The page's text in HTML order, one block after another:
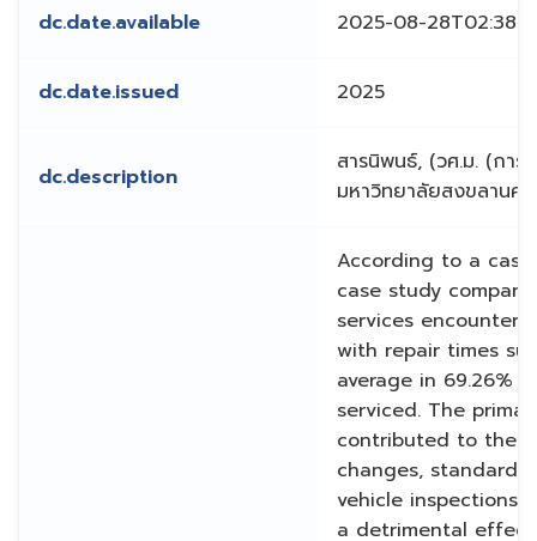
dc.date.available 2025-08-
dc.date.issued 2025
dc.description
สารนิพนธ์, (วศ.ม. (การ
มหาวิทยาลัยสงขลานค
According to a
case study
services
with repair times
average in 69.26%
serviced. The
contributed to
changes, standard
vehicle inspections.
a detrimental